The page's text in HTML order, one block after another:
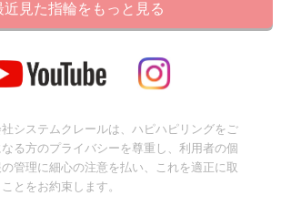
近見た指輪をもっと見る
システムクレールは、ハピハピリングをご
る方のプライバシーを尊重し、利用者の個
の管理に細心の注意を払い、これを適正に取
とをお約束します。